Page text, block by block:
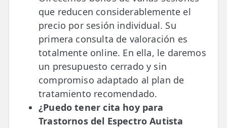
que reducen considerablemente el
precio por sesión individual. Su
primera consulta de valoración es
totalmente online. En ella, le daremos
un presupuesto cerrado y sin
compromiso adaptado al plan de
tratamiento recomendado.
¿Puedo tener cita hoy para
Trastornos del Espectro Autista